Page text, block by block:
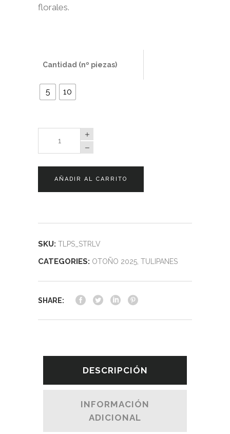
florales.
Cantidad (nº piezas)
5 10
quantity
AÑADIR AL CARRITO
SKU: TLPS_STRLV
CATEGORIES: OTOÑO 2025 TULIPANES
SHARE:
DESCRIPCIÓN
INFORMACIÓN
ADICIONAL